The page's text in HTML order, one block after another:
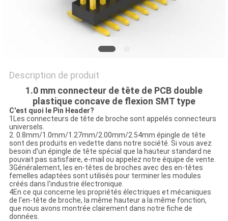
Description de produit
1.0 mm connecteur de tête de PCB double
plastique concave de flexion SMT type
C'est quoi le Pin Header?
1Les connecteurs de tête de broche sont appelés connecteurs
universels.
2. 0.8mm/1.0mm/1.27mm/2.00mm/2.54mm épingle de tête
sont des produits en vedette dans notre société. Si vous avez
besoin d'un épingle de tête spécial que la hauteur standard ne
pouvait pas satisfaire, e-mail ou appelez notre équipe de vente.
3Généralement, les en-têtes de broches avec des en-têtes
femelles adaptées sont utilisés pour terminer les modules
créés dans l'industrie électronique.
4En ce qui concerne les propriétés électriques et mécaniques
de l'en-tête de broche, la même hauteur a la même fonction,
que nous avons montrée clairement dans notre fiche de
données.